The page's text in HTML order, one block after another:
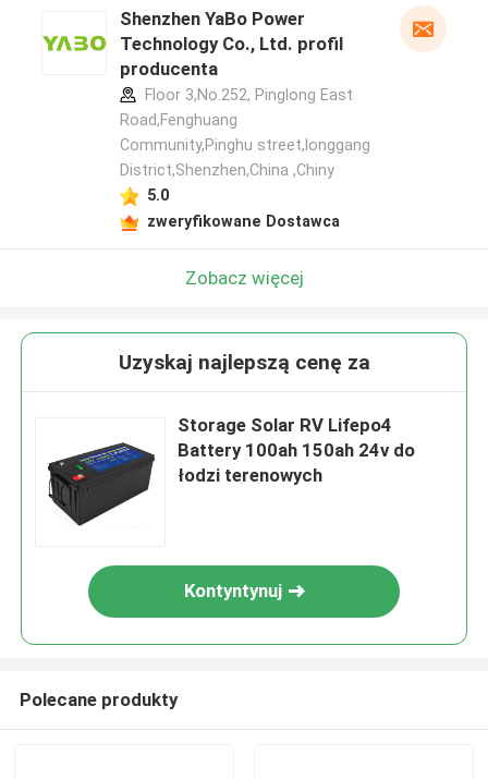
Shenzhen YaBo Power
Technology Co., Ltd. profil
producenta
Floor 3,No.252, Pinglong East
Road,Fenghuang
Community,Pinghu street,longgang
District,Shenzhen,China ,Chiny
5.0
zweryfikowane Dostawca
Zobacz więcej
Uzyskaj najlepszą cenę za
Storage Solar RV Lifepo4
Battery 100ah 150ah 24v do
łodzi terenowych
Kontyntynuj
Polecane produkty